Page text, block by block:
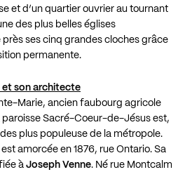
et d’un quartier ouvrier au tournant
des plus belles églises
ses cinq grandes cloches grâce
permanente.
et son architecte
Marie, ancien faubourg agricole
paroisse Sacré-Coeur-de-Jésus est,
des plus populeuse de la métropole.
amorcée en 1876, rue Ontario. Sa
à Joseph Venne. Né rue Montcalm